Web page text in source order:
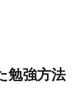
勉強方法